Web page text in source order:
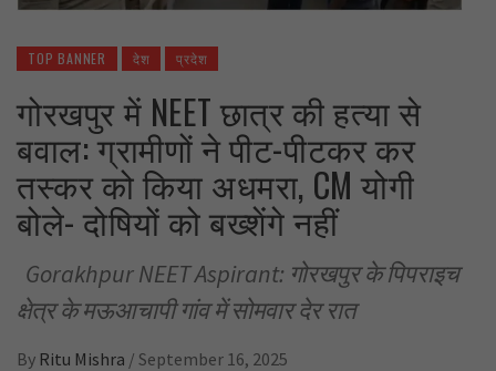
TOP BANNER देश प्रदेश
गोरखपुर में NEET छात्र की हत्या से
बवाल: ग्रामीणों ने पीट-पीटकर कर
तस्कर को किया अधमरा, CM योगी
बोले- दोषियों को बख्शेंगे नहीं
Gorakhpur NEET Aspirant: गोरखपुर के पिपराइच
क्षेत्र के मऊआचापी गांव में सोमवार देर रात
By Ritu Mishra / September 16, 2025